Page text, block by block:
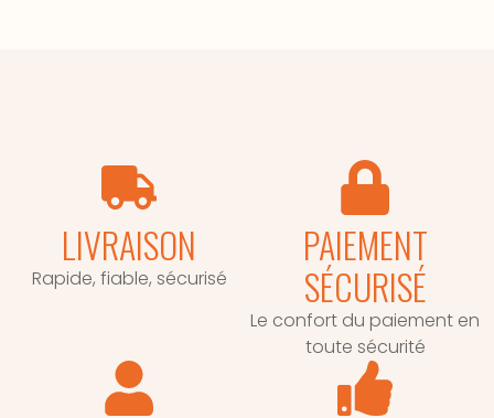
LIVRAISON
Rapide, fiable, sécurisé
PAIEMENT
SÉCURISÉ
Le confort du paiement en
toute sécurité